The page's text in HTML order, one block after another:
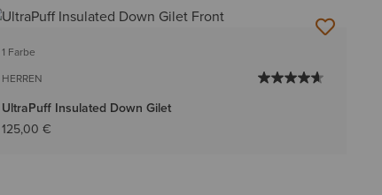
1 Farbe
HERREN
UltraPuff Insulated Down Gilet
125,00 €